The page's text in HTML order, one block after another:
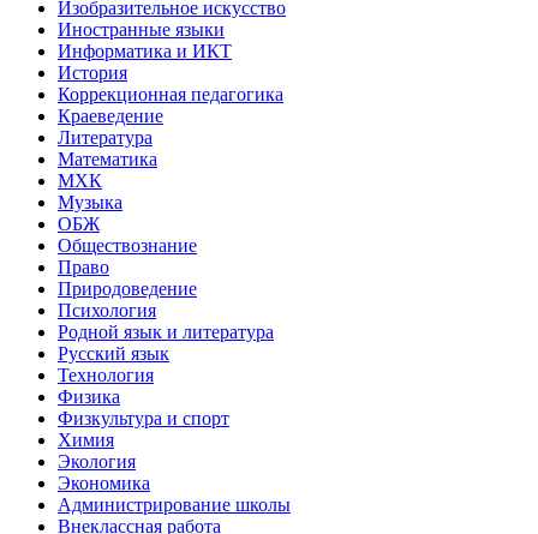
Изобразительное искусство
Иностранные языки
Информатика и ИКТ
История
Коррекционная педагогика
Краеведение
Литература
Математика
МХК
Музыка
ОБЖ
Обществознание
Право
Природоведение
Психология
Родной язык и литература
Русский язык
Технология
Физика
Физкультура и спорт
Химия
Экология
Экономика
Администрирование школы
Внеклассная работа